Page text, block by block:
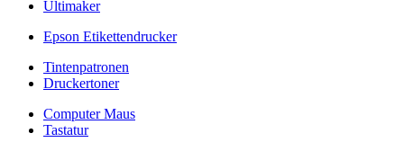
Ultimaker
Epson Etikettendrucker
Tintenpatronen
Druckertoner
Computer Maus
Tastatur